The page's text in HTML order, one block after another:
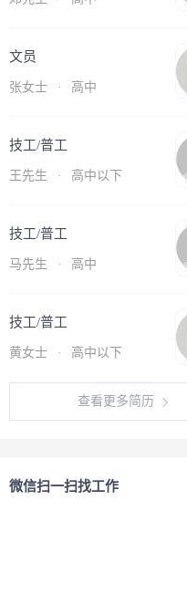
文员
张女士 · 高中
技工/普工
王先生 · 高中以下
技工/普工
马先生 · 高中
技工/普工
黄女士 · 高中以下
查看更多简历
微信扫一扫找工作